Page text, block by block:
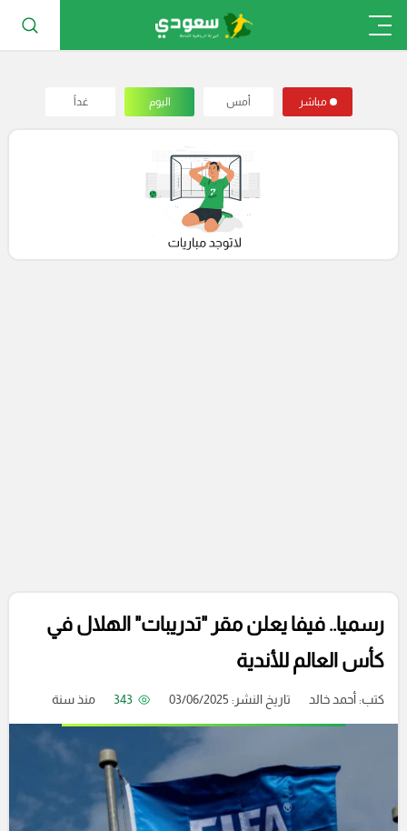
مباشر أمس اليوم غداً
رسميا.. فيفا يعلن مقر "تدريبات" الهلال في
كأس العالم للأندية
كتب:أحمد خالد تاريخ النشر: 03/06/2025 343 منذ سنة